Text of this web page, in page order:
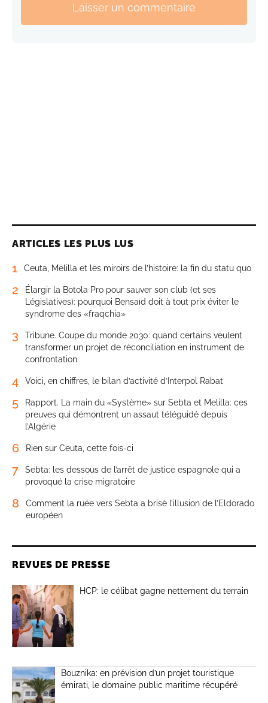
Laisser un commentaire
ARTICLES LES PLUS LUS
1 Ceuta, Melilla et les miroirs de l’histoire: la fin du statu quo
2
Élargir la Botola Pro pour sauver son club (et ses
Législatives): pourquoi Bensaïd doit à tout prix éviter le
syndrome des «fraqchia»
3
Tribune. Coupe du monde 2030: quand certains veulent
transformer un projet de réconciliation en instrument de
confrontation
4 Voici, en chiffres, le bilan d’activité d’Interpol Rabat
5
Rapport. La main du «Système» sur Sebta et Melilla: ces
preuves qui démontrent un assaut téléguidé depuis
l’Algérie
6 Rien sur Ceuta, cette fois-ci
7
Sebta: les dessous de l’arrêt de justice espagnole qui a
provoqué la crise migratoire
8
Comment la ruée vers Sebta a brisé l’illusion de l’Eldorado
européen
REVUES DE PRESSE
HCP: le célibat gagne nettement du terrain
Bouznika: en prévision d’un projet touristique
émirati, le domaine public maritime récupéré